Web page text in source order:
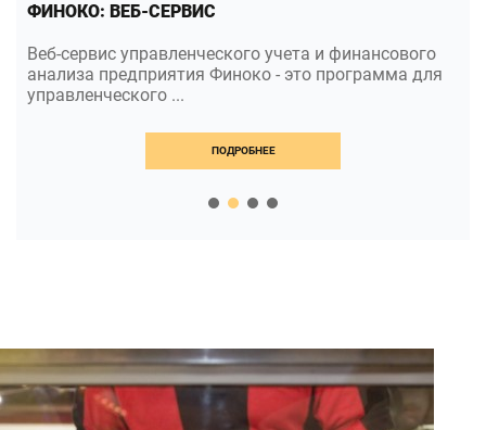
ФИНОКО: ВЕБ-СЕРВИС
Веб-сервис управленческого учета и финансового
анализа предприятия Финоко - это программа для
управленческого ...
ПОДРОБНЕЕ